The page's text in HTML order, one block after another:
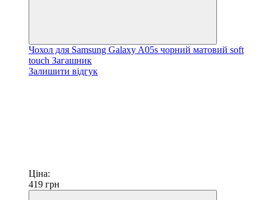
Чохол для Samsung Galaxy A05s чорний матовий soft
touch Загашник
Залишити відгук
Ціна:
419 грн